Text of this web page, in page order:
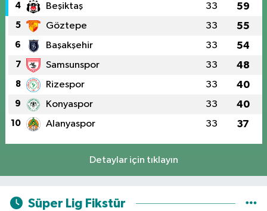
4 Beşiktaş 33 59
5 Göztepe 33 55
6 Başakşehir 33 54
7 Samsunspor 33 48
8 Rizespor 33 40
9 Konyaspor 33 40
10 Alanyaspor 33 37
Detaylar için tıklayın
Süper Lig Fikstür